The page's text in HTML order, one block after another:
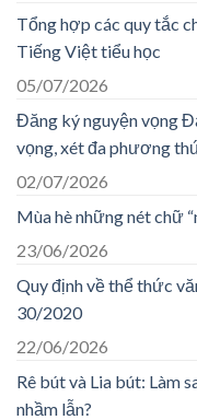
Tổng hợp các quy tắc
Tiếng Việt tiểu học
05/07/2026
Đăng ký nguyện vọng
vọng, xét đa phương
02/07/2026
Mùa hè những nét chữ
23/06/2026
Quy định về thể thức
30/2020
22/06/2026
Rê bút và Lia bút: Làm
nhầm lẫn?